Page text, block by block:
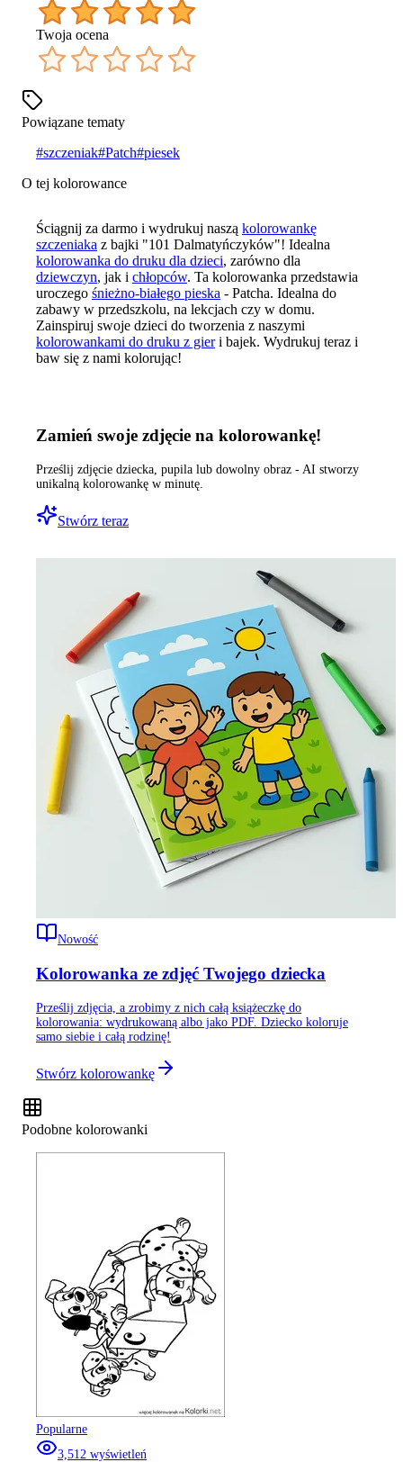
Twoja ocena
Powiązane tematy
#szczeniak#Patch#piesek
O tej kolorowance
Ściągnij za darmo i wydrukuj naszą kolorowankę
szczeniaka z bajki "101 Dalmatyńczyków"! Idealna
kolorowanka do druku dla dzieci, zarówno dla
dziewczyn, jak i chłopców. Ta kolorowanka przedstawia
uroczego śnieżno-białego pieska - Patcha. Idealna do
zabawy w przedszkolu, na lekcjach czy w domu.
Zainspiruj swoje dzieci do tworzenia z naszymi
kolorowankami do druku z gieri bajek. Wydrukuj teraz i
baw się z nami kolorując!
Zamień swoje zdjęcie na kolorowankę!
Prześlij zdjęcie dziecka, pupila lub dowolny obraz - AI stworzy
unikalną kolorowankę w minutę.
Stwórz teraz
Nowość
Kolorowanka ze zdjęć Twojego dziecka
Prześlij zdjęcia, a zrobimy z nich całą książeczkę do
kolorowania: wydrukowaną albo jako PDF. Dziecko koloruje
samo siebie i całą rodzinę!
Stwórz kolorowankę
Podobne kolorowanki
Popularne
3,512 wyświetleń